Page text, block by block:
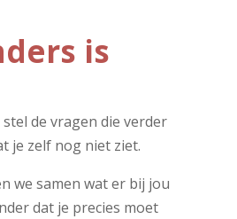
is
de vragen die verder
je zelf nog niet ziet.
we samen wat er bij jou
dat je precies moet